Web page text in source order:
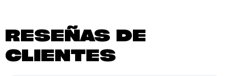
RESEÑAS DE
CLIENTES